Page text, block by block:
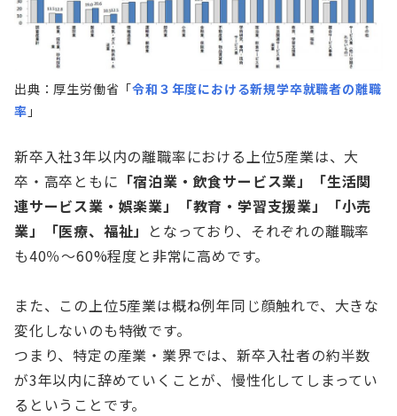
出典：厚生労働省「令和３年度における新規学卒就職者の離職
率 」
新卒入社3年以内の離職率における上位5産業は、大
卒・高卒ともに 「宿泊業・飲食サービス業」「生活関
連サービス業・娯楽業」「教育・学習支援業」「小売
業」「医療、福祉」 となっており、それぞれの離職率
も40％～60%程度と非常に高めです。
また、この上位5産業は概ね例年同じ顔触れで、大きな
変化しないのも特徴です。
つまり、特定の産業・業界では、新卒入社者の約半数
が3年以内に辞めていくことが、慢性化してしまってい
るということです。